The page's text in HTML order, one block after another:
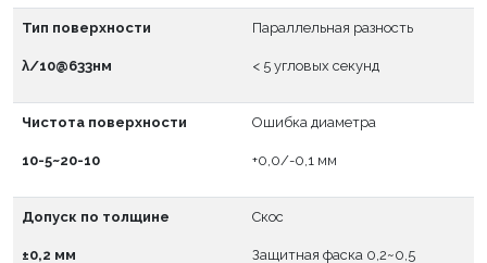
Тип поверхности
λ/10@633нм
Параллельная разность
< 5 угловых секунд
Чистота поверхности
10-5~20-10
Ошибка диаметра
+0,0/-0,1 мм
Допуск по толщине
±0,2 мм
Скос
Защитная фаска 0,2~0,5